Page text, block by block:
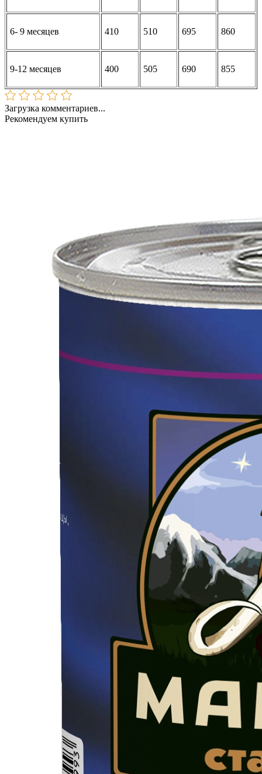
6- 9 месяцев 410 510 695 860
9-12 месяцев 400 505 690 855
Загрузка комментариев...
Рекомендуем купить